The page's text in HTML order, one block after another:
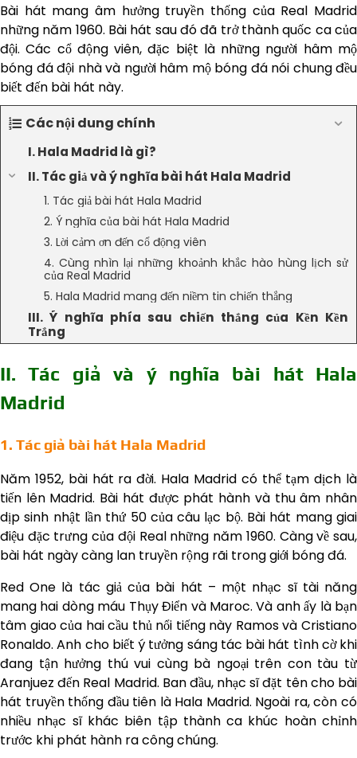
Bài hát mang âm hưởng truyền thống của Real Madrid
những năm 1960. Bài hát sau đó đã trở thành quốc ca của
đội. Các cổ động viên, đặc biệt là những người hâm mộ
bóng đá đội nhà và người hâm mộ bóng đá nói chung đều
biết đến bài hát này.
Các nội dung chính
I. Hala Madrid là gì?
II. Tác giả và ý nghĩa bài hát Hala Madrid
1. Tác giả bài hát Hala Madrid
2. Ý nghĩa của bài hát Hala Madrid
3. Lời cảm ơn đến cổ động viên
4. Cùng nhìn lại những khoảnh khắc hào hùng lịch sử
của Real Madrid
5. Hala Madrid mang đến niềm tin chiến thắng
III. Ý nghĩa phía sau chiến thắng của Kền Kền
Trắng
II. Tác giả và ý nghĩa bài hát Hala
Madrid
1. Tác giả bài hát Hala Madrid
Năm 1952, bài hát ra đời. Hala Madrid có thể tạm dịch là
tiến lên Madrid. Bài hát được phát hành và thu âm nhân
dịp sinh nhật lần thứ 50 của câu lạc bộ. Bài hát mang giai
điệu đặc trưng của đội Real những năm 1960. Càng về sau,
bài hát ngày càng lan truyền rộng rãi trong giới bóng đá.
Red One là tác giả của bài hát – một nhạc sĩ tài năng
mang hai dòng máu Thụy Điển và Maroc. Và anh ấy là bạn
tâm giao của hai cầu thủ nổi tiếng này Ramos và Cristiano
Ronaldo. Anh cho biết ý tưởng sáng tác bài hát tình cờ khi
đang tận hưởng thú vui cùng bà ngoại trên con tàu từ
Aranjuez đến Real Madrid. Ban đầu, nhạc sĩ đặt tên cho bài
hát truyền thống đầu tiên là Hala Madrid. Ngoài ra, còn có
nhiều nhạc sĩ khác biên tập thành ca khúc hoàn chỉnh
trước khi phát hành ra công chúng.